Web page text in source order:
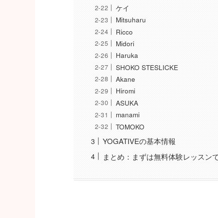
ケイ
Mitsuharu
Ricco
Midori
Haruka
SHOKO STESLICKE
Akane
Hiromi
ASUKA
manami
TOMOKO
YOGATIVEの基本情報
まとめ：まずは無料体験レッスン